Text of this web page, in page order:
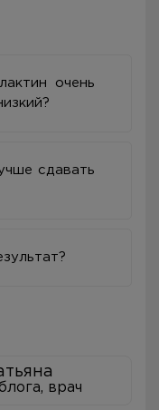
очень
сдавать
врач